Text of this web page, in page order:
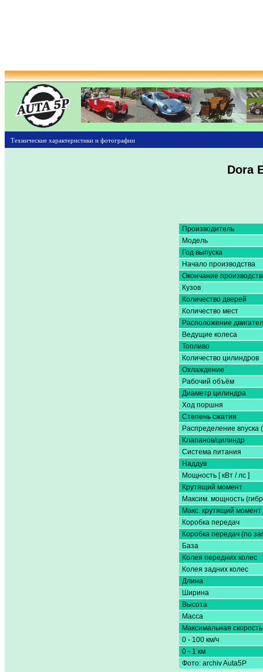
Технические характеристики и фотографии
Dora
Производитель
Модель
Год выпуска
Начало производства
Окончание
Кузов
Количество дверей
Количество мест
Расположение
Ведущие колеса
Топливо
Количество цилиндров
Охлаждение
Рабочий объём
Диаметр цилиндра
Ход поршня
Степень сжатия
Распределение впуска
Клапанов/цилиндр
Система питания
Наддув
Мощность [ кВт / лс ]
Крутящий момент
Максим. мощность
Макс. крутящий момент
Коробка передач
Коробка передач (по
База
Колея передних колес
Колея задних колес
Длина
Ширина
Высота
Масса
Максимальная скорость
0 - 100 км/ч
0 - 1 км
Фото: archiv Auta5P